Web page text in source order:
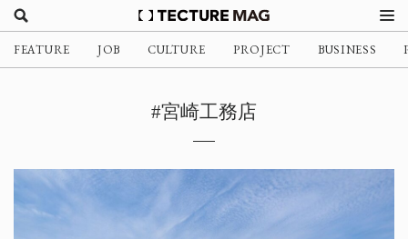
FEATURE JOB CULTURE PROJECT BUSINESS
#宮崎工務店